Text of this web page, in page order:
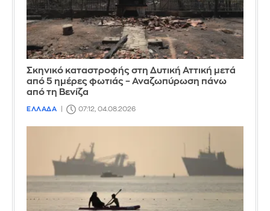
Σκηνικό καταστροφής στη Δυτική Αττική μετά
από 5 ημέρες φωτιάς – Αναζωπύρωση πάνω
από τη Βενίζα
ΕΛΛΑΔΑ 07:12, 04.08.2026